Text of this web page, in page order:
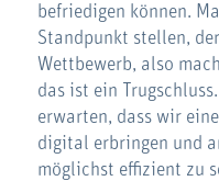
befriedigen können.
Standpunkt stellen,
Wettbewerb, also
das ist ein
erwarten, dass wir
digital erbringen und
möglichst effizient zu